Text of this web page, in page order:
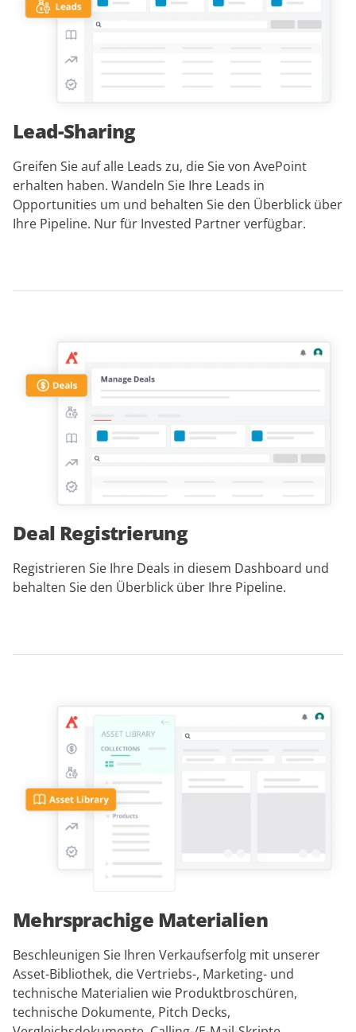
Lead-Sharing
Greifen Sie auf alle Leads zu, die Sie von AvePoint
erhalten haben. Wandeln Sie Ihre Leads in
Opportunities um und behalten Sie den Überblick über
Ihre Pipeline. Nur für Invested Partner verfügbar.
Deal Registrierung
Registrieren Sie Ihre Deals in diesem Dashboard und
behalten Sie den Überblick über Ihre Pipeline.
Mehrsprachige Materialien
Beschleunigen Sie Ihren Verkaufserfolg mit unserer
Asset-Bibliothek, die Vertriebs-, Marketing- und
technische Materialien wie Produktbroschüren,
technische Dokumente, Pitch Decks,